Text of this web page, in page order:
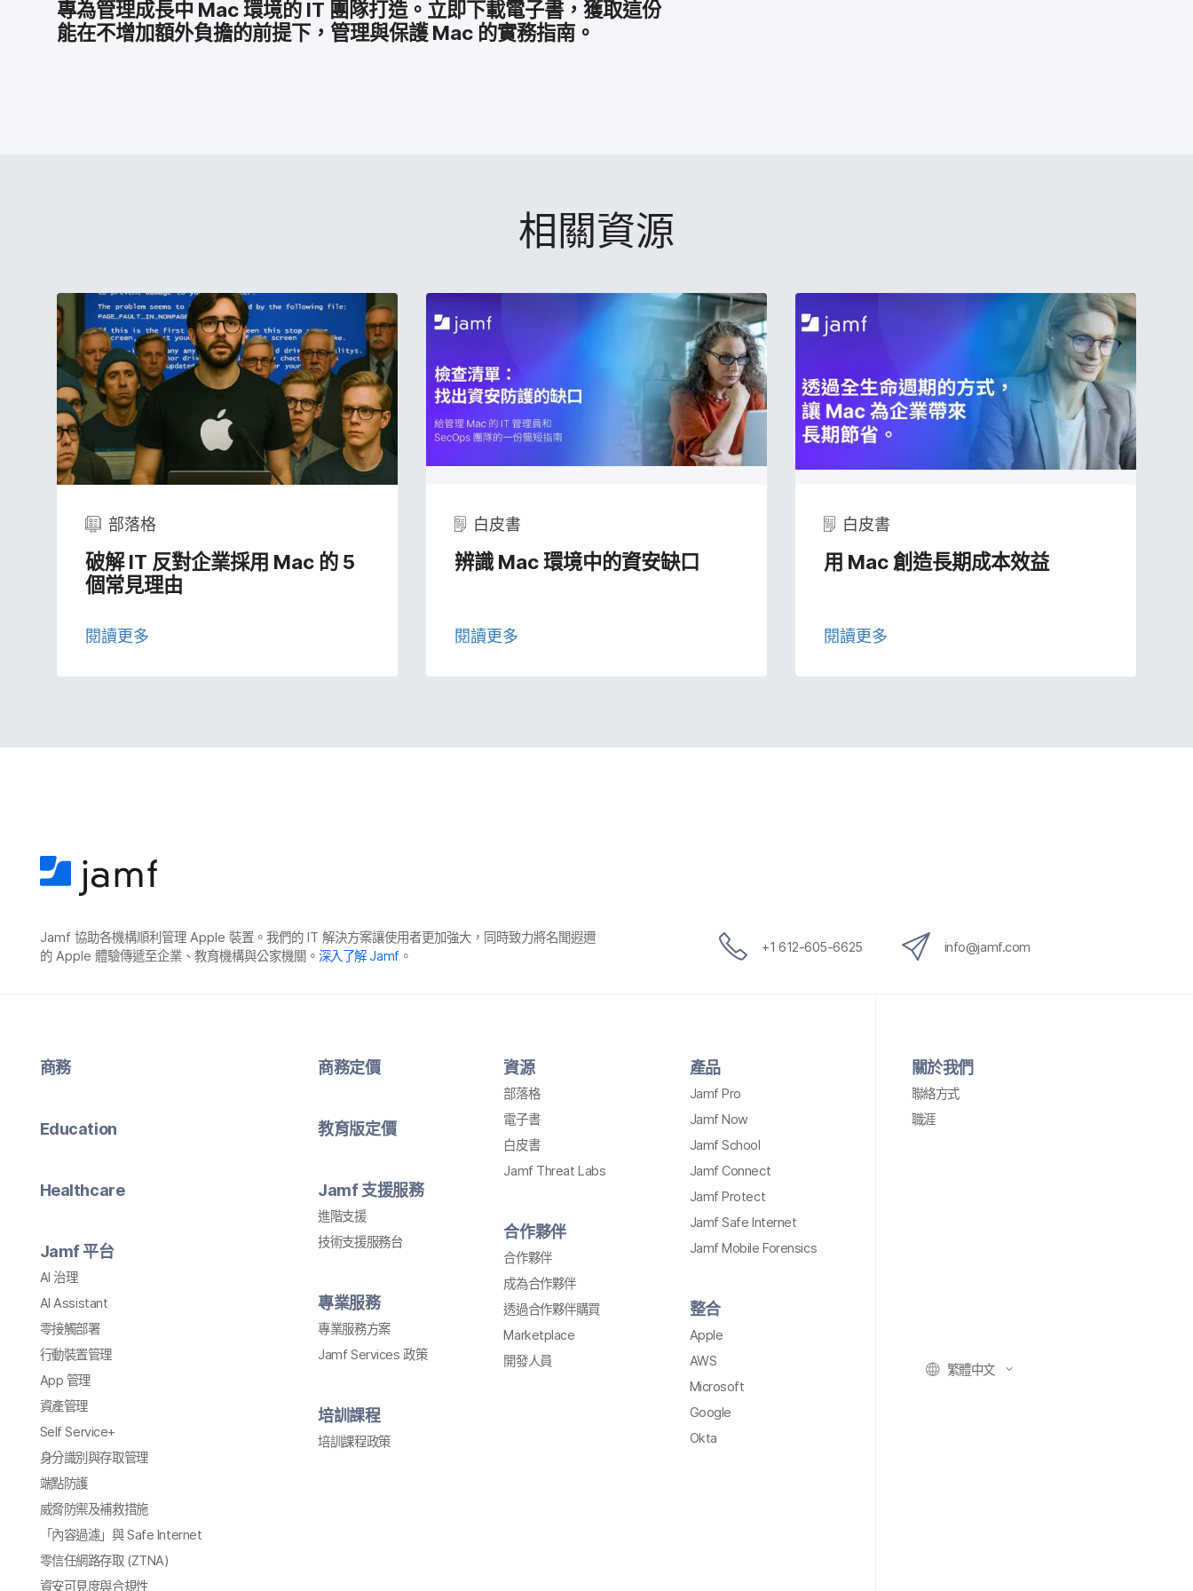
專為​管理​成長​中 Mac環境​的 IT 團隊​打造。​立即​下載​電子書，​獲取​這​份​
能​在​不​增加額​外​負擔​的​前​提下，​管理​與​保護Mac 的​實務​指南。
相關​資源
部​落格
破解IT 反對​企業​採用 Mac 的 5
個​常​見理​由
閱讀​更多
白皮書
辨識Mac環境​中​的​資安​缺​口
閱讀​更多
白皮書
用 Mac創造長​期成本​效益
閱讀​更多
Jamf 協助​各​機構​順利​管理Apple 裝置。​我們​的IT 解決​方案​讓​使用​者​更​加強​大，​同時​致力​將​名聞​遐邇​
的Apple 體驗​傳遞​至​企業、​教育​機構​與​公家​機關。 深入​了​解Jamf。
+1 612-605-6625 info@jamf.com
商務
Education
Healthcare
Jamf平​台
AI治理
AI Assistant
零接觸部署
行動​裝置​管理
App 管理
資產​管理
Self Service+
身​分識別​與​存取​管理
端點防護
威脅​防禦​及​補救​措施
「內容​過濾」​與Safe Internet
零信任​網路​存取 (ZTNA)
資安​可​見度​與​合規性
商務定​價
教育版定​價
Jamf支援​服務
進階​支援
技術​支援​服務​台
專業​服務
專業​服務​方案
Jamf Services政策
培訓​課程
培訓​課程​政策
資源
部​落格
電子書
白皮書
Jamf Threat Labs
合作​夥伴
合作​夥伴
成為​合作​夥伴
透過​合作夥伴購買
Marketplace
開發​人員
產品
Jamf Pro
Jamf Now
Jamf School
Jamf Connect
Jamf Protect
Jamf Safe Internet
Jamf Mobile Forensics
整合
Apple
AWS
Microsoft
Google
Okta
關於​我們
聯絡​方式
職涯
繁體​中文